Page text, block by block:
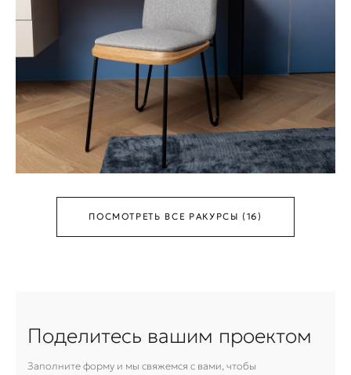
ПОСМОТРЕТЬ ВСЕ РАКУРСЫ (16)
Поделитесь вашим проектом
Заполните форму и мы свяжемся с вами, чтобы